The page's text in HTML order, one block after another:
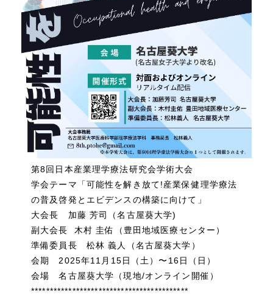
第8回日本産業理学療法研究会学術大会
学会テーマ「可能性を解き放て!産業保健理学療法
の普及啓発とエビデンスの構築に向けて」
大会長 加藤 芳司（名古屋葵大学)
副大会長 木村 圭佑（豊田地域医療センター）
準備委員長 松林 義人（名古屋葵大学）
会期 2025年11月15日（土）〜16日（日）
会場 名古屋葵大学（現地/オンライン開催）
******************************************